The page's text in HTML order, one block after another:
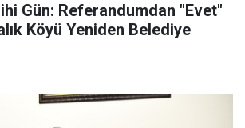
Gün: Referandumdan "Evet"
Köyü Yeniden Belediye